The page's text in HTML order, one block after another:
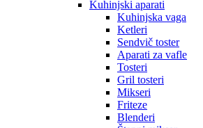
Kuhinjski aparati
Kuhinjska vaga
Ketleri
Sendvič toster
Aparati za vafle
Tosteri
Gril tosteri
Mikseri
Friteze
Blenderi